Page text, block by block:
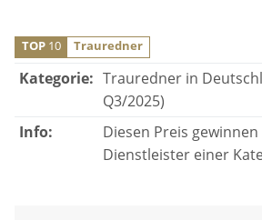
TOP 10 Trauredner
Kategorie: Trauredner in
Q3/2025)
Info:
Diesen Preis
Dienstleister einer